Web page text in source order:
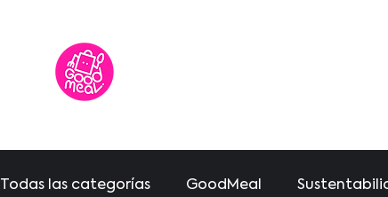
Todas las categorías GoodMeal